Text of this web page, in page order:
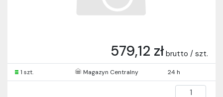
579,12 zł brutto / szt.
1 szt. Magazyn Centralny 24 h